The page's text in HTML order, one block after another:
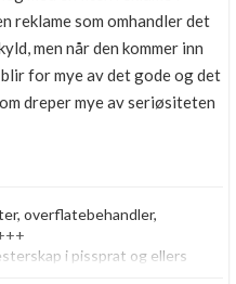
reklame som omhandler det
men når den kommer inn
for mye av det gode og det
dreper mye av seriøsiteten
overflatebehandler,
i pissprat og ellers